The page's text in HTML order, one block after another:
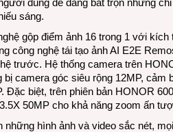
sáng.
gộp điểm ảnh 16 trong 1 với
công nghệ tái tạo ảnh AI E2E
trước. Hệ thống camera trên
camera góc siêu rộng 12MP, cảm
Đặc biệt, trên phiên bản HONOR
50MP cho khả năng zoom ấn
những hình ảnh và video sắc nét,